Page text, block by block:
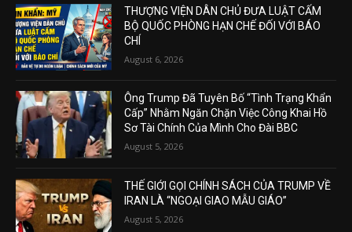
THƯỢNG VIỆN DÂN CHỦ ĐƯA LUẬT CẤM
BỘ QUỐC PHÒNG HẠN CHẾ ĐỐI VỚI BÁO
CHÍ
August 6, 2026
Ông Trump Đã Tuyên Bố “Tình Trạng Khẩn
Cấp” Nhằm Ngăn Chặn Việc Công Khai Hồ
Sơ Tài Chính Của Mình Cho Đài BBC
August 5, 2026
THẾ GIỚI GỌI CHÍNH SÁCH CỦA TRUMP VỀ
IRAN LÀ “NGOẠI GIAO MẪU GIÁO”
August 5, 2026